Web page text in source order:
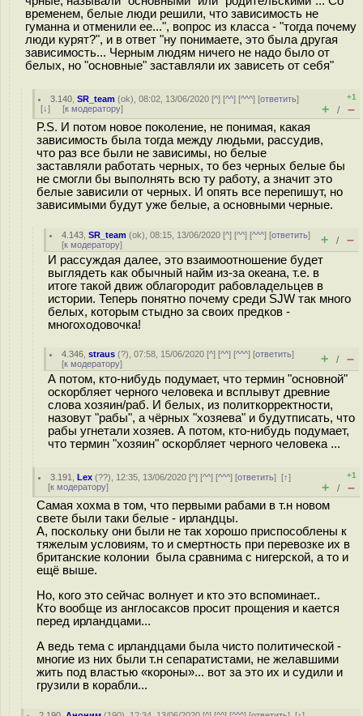
временем, белые люди решили, что зависимость не
гуманна и отменили ее...", вопрос из класса - "тогда почему
люди курят?", и в ответ "ну понимаете, это была другая
зависимость... Черным людям ничего не надо было от
белых, но "основные" заставляли их зависеть от себя"
3.140 ,SR_team (ok), 08:02, 13/06/2020 [^] [^^] [^^^] [ответить]
[↓] [к модератору]
+1
+ / –
P.S. И потом новое поколение, не понимая, какая
зависимость была тогда между людьми, рассудив,
что раз все были не зависимы, но белые
заставляли работать черных, то без черных белые бы
не смогли бы выполнять всю ту работу, а значит это
белые зависили от черных. И опять все перепишут, но
зависимыми будут уже белые, а основными черные.
4.143 ,SR_team (ok), 08:15, 13/06/2020 [^] [^^] [^^^] [ответить]
[к модератору] + / –
И рассуждая далее, это взаимоотношение будет
выглядеть как обычный найм из-за океана, т.е. в
итоге такой движ облагородит рабовладельцев в
истории. Теперь понятно почему среди SJW так много
белых, которым стыдно за своих предков -
многоходовочка!
4.346 ,straus (?), 07:58, 15/06/2020 [^] [^^] [^^^] [ответить]
[к модератору] + / –
А потом, кто-нибудь подумает, что термин "основной"
оскорбляет черного человека и всплывут древние
слова хозяин/раб. И белых, из политкорректности,
назовут "рабы", а чёрных "хозяева" и будутписать, что
рабы угнетали хозяев. А потом, кто-нибудь подумает,
что термин "хозяин" оскорбляет черного человека ...
3.191 ,Lex (??), 12:35, 13/06/2020 [^] [^^] [^^^] [ответить][↑]
[к модератору]
+1
+ / –
Самая хохма в том, что первыми рабами в т.н новом
свете были таки белые - ирландцы.
А, поскольку они были не так хорошо приспособлены к
тяжелым условиям, то и смертность при перевозке их в
британские колонии была сравнима с нигерской, а то и
ещё выше.
Но, кого это сейчас волнует и кто это вспоминает..
Кто вообще из англосаксов просит прощения и кается
перед ирландцами...
А ведь тема с ирландцами была чисто политической -
многие из них были т.н сепаратистами, не желавшими
жить под властью «короны»... вот за это их и судили и
грузили в корабли...